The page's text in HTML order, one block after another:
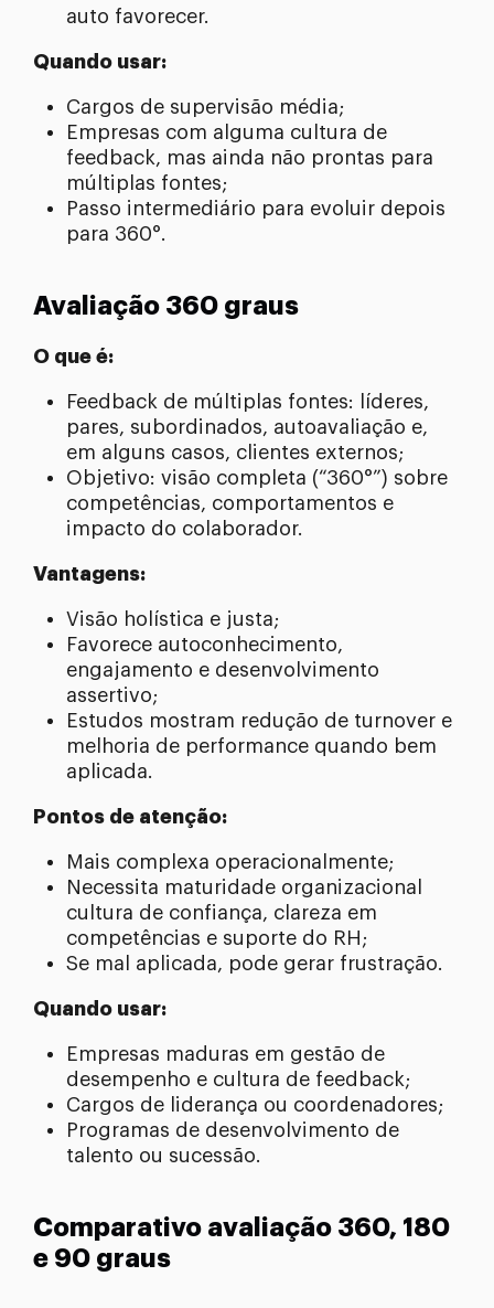
auto favorecer.
Quando usar:
Cargos de supervisão média;
Empresas com alguma cultura de
feedback, mas ainda não prontas para
múltiplas fontes;
Passo intermediário para evoluir depois
para 360°.
Avaliação 360 graus
O que é:
Feedback de múltiplas fontes: líderes,
pares, subordinados, autoavaliação e,
em alguns casos, clientes externos;
Objetivo: visão completa (“360°”) sobre
competências, comportamentos e
impacto do colaborador.
Vantagens:
Visão holística e justa;
Favorece autoconhecimento,
engajamento e desenvolvimento
assertivo;
Estudos mostram redução de turnover e
melhoria de performance quando bem
aplicada.
Pontos de atenção:
Mais complexa operacionalmente;
Necessita maturidade organizacional
cultura de confiança, clareza em
competências e suporte do RH;
Se mal aplicada, pode gerar frustração.
Quando usar:
Empresas maduras em gestão de
desempenho e cultura de feedback;
Cargos de liderança ou coordenadores;
Programas de desenvolvimento de
talento ou sucessão.
Comparativo avaliação 360, 180
e 90 graus